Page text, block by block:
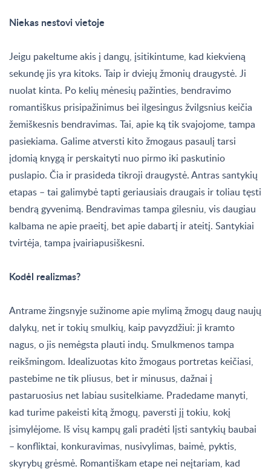
Niekas nestovi vietoje
Jeigu pakeltume akis į dangų, įsitikintume, kad kiekvieną
sekundę jis yra kitoks. Taip ir dviejų žmonių draugystė. Ji
nuolat kinta. Po kelių mėnesių pažinties, bendravimo
romantiškus prisipažinimus bei ilgesingus žvilgsnius keičia
žemiškesnis bendravimas. Tai, apie ką tik svajojome, tampa
pasiekiama. Galime atversti kito žmogaus pasaulį tarsi
įdomią knygą ir perskaityti nuo pirmo iki paskutinio
puslapio. Čia ir prasideda tikroji draugystė. Antras santykių
etapas – tai galimybė tapti geriausiais draugais ir toliau tęsti
bendrą gyvenimą. Bendravimas tampa gilesniu, vis daugiau
kalbama ne apie praeitį, bet apie dabartį ir ateitį. Santykiai
tvirtėja, tampa įvairiapusiškesni.
Kodėl realizmas?
Antrame žingsnyje sužinome apie mylimą žmogų daug naujų
dalykų, net ir tokių smulkių, kaip pavyzdžiui: ji kramto
nagus, o jis nemėgsta plauti indų. Smulkmenos tampa
reikšmingom. Idealizuotas kito žmogaus portretas keičiasi,
pastebime ne tik pliusus, bet ir minusus, dažnai į
pastaruosius net labiau susitelkiame. Pradedame manyti,
kad turime pakeisti kitą žmogų, paversti jį tokiu, kokį
įsimylėjome. Iš visų kampų gali pradėti lįsti santykių baubai
– konfliktai, konkuravimas, nusivylimas, baimė, pyktis,
skyrybų grėsmė. Romantiškam etape nei neįtariam, kad